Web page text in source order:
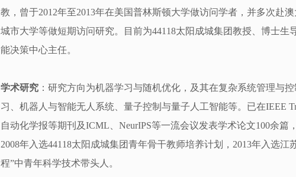
教，曾于2012年至2013年在美国普林斯顿大学做访问学者，并多次赴
城市大学等做短期访问研究。目前为44118太阳成城集团教授、博士生
能决策中心主任。
学术研究 ：研究方向为机器学习与随机优化，及其在复杂系统管理与
习、机器人与智能无人系统、量子控制与量子人工智能等。已在IEEE
自动化学报等期刊及ICML、NeurIPS等一流会议发表学术论文100余篇
2008年入选44118太阳成城集团青年骨干教师培养计划，2013年入选江
程”中青年科学技术带头人。